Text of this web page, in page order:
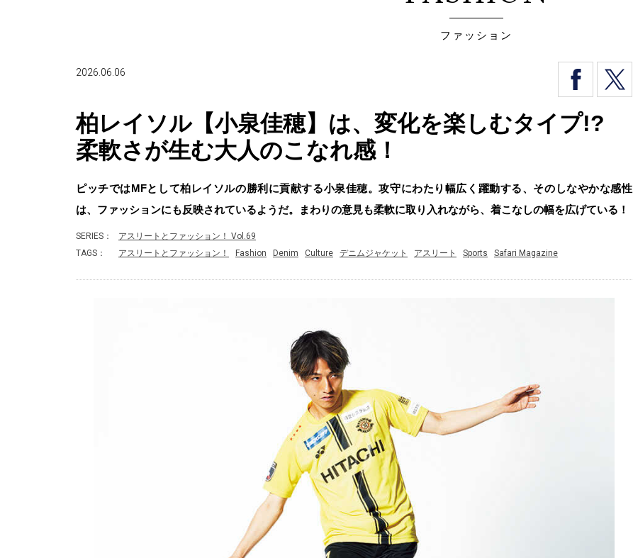
ファッション
2026.06.06
柏レイソル【小泉佳穂】は、変化を楽しむタイプ!?
柔軟さが生む大人のこなれ感！
ピッチではMFとして柏レイソルの勝利に貢献する小泉佳穂。攻守にわたり幅広く躍動する、そのしなやかな感性
は、ファッションにも反映されているようだ。まわりの意見も柔軟に取り入れながら、着こなしの幅を広げている！
SERIES：
アスリートとファッション！ Vol.69
TAGS：
アスリートとファッション！ Fashion Denim Culture デニムジャケット アスリート Sports Safari Magazine